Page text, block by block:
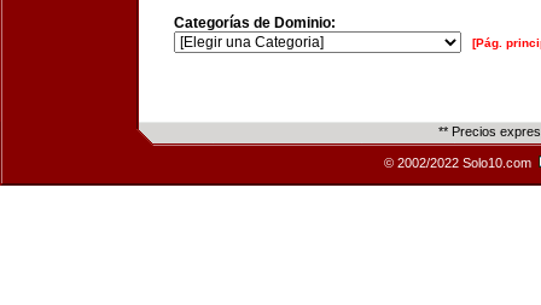
Categorías de Dominio:
[Pág.
** Precios
© 2002/2022 Solo10.com